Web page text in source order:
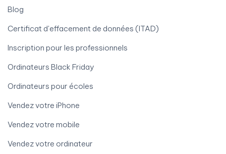
Blog
Certificat d'effacement de données (ITAD)
Inscription pour les professionnels
Ordinateurs Black Friday
Ordinateurs pour écoles
Vendez votre iPhone
Vendez votre mobile
Vendez votre ordinateur